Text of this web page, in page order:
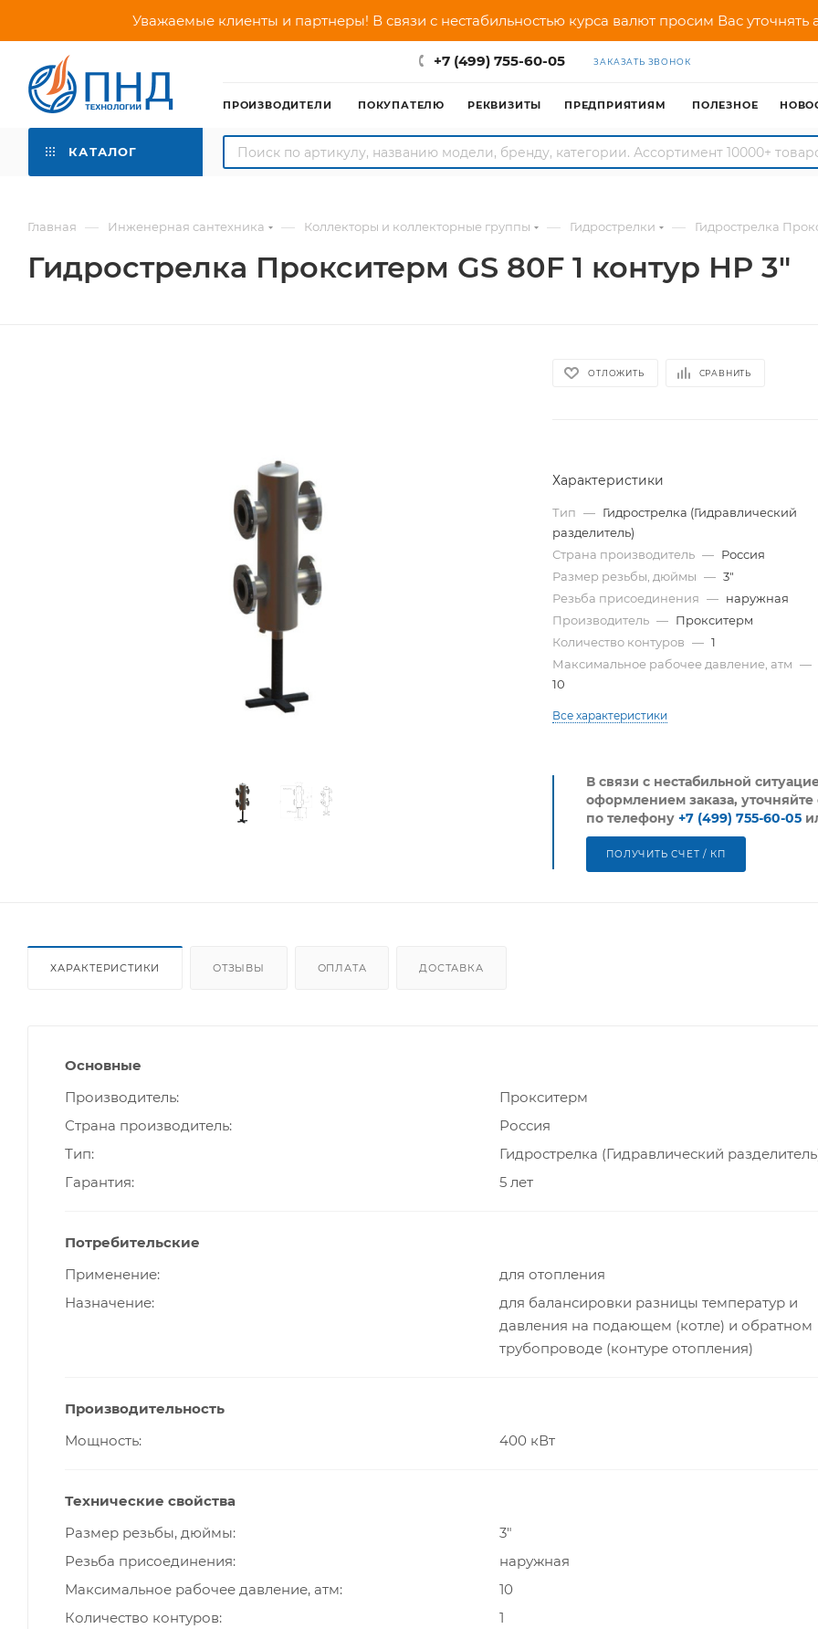
Уважаемые клиенты и партнеры! В связи с нестабильностью курса валют просим Вас
+7 (499) 755-60-05 ЗАКАЗАТЬ ЗВОНОК
ПРОИЗВОДИТЕЛИ ПОКУПАТЕЛЮ РЕКВИЗИТЫ ПРЕДПРИЯТИЯМ ПОЛЕЗНОЕ
КАТАЛОГ
Главная — Инженерная сантехника — Коллекторы и коллекторные группы — Гидрострелки — Гидрострелка
Гидрострелка Прокситерм GS 80F 1 контур НР 3"
ОТЛОЖИТЬ СРАВНИТЬ
Характеристики
Тип — Гидрострелка (Гидравлический
разделитель)
Страна производитель — Россия
Размер резьбы, дюймы — 3"
Резьба присоединения — наружная
Производитель — Прокситерм
Количество контуров — 1
Максимальное рабочее давление, атм —
10
Все характеристики
В связи с нестабильной
оформлением заказа, уточняйте
по телефону+7 (499) 755-60-05
ПОЛУЧИТЬ СЧЕТ / КП
ХАРАКТЕРИСТИКИ ОТЗЫВЫ ОПЛАТА ДОСТАВКА
Основные
Производитель
Прокситерм
Страна производитель
Россия
Тип
Гидрострелка (Гидравлический
Гарантия
5 лет
Потребительские
Применение
для отопления
Назначение
для балансировки разницы температур и
давления на подающем (котле) и обратном
трубопроводе (контуре отопления)
Производительность
Мощность
400 кВт
Технические свойства
Размер резьбы, дюймы
3"
Резьба присоединения
наружная
Максимальное рабочее давление, атм
10
Количество контуров
1